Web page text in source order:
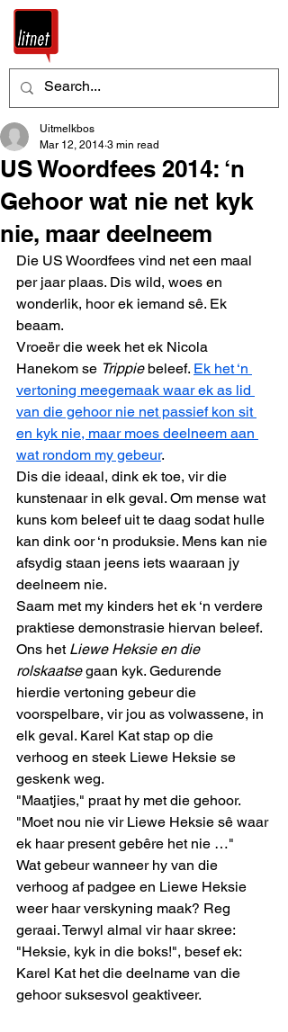
US Woordfees 2014: ‘n
Gehoor wat nie net kyk
nie, maar deelneem
Uitmelkbos
Mar 12, 2014 3 min read
Die US Woordfees vind net een maal
per jaar plaas. Dis wild, woes en
wonderlik, hoor ek iemand sê. Ek
beaam.
Vroeër die week het ek Nicola
Hanekom se Trippie beleef. Ek het ‘n
vertoning meegemaak waar ek as lid
van die gehoor nie net passief kon sit
en kyk nie, maar moes deelneem aan
wat rondom my gebeur.
Dis die ideaal, dink ek toe, vir die
kunstenaar in elk geval. Om mense wat
kuns kom beleef uit te daag sodat hulle
kan dink oor ‘n produksie. Mens kan nie
afsydig staan jeens iets waaraan jy
deelneem nie.
Saam met my kinders het ek ‘n verdere
praktiese demonstrasie hiervan beleef.
Ons het Liewe Heksie en die
rolskaatse gaan kyk. Gedurende
hierdie vertoning gebeur die
voorspelbare, vir jou as volwassene, in
elk geval. Karel Kat stap op die
verhoog en steek Liewe Heksie se
geskenk weg.
"Maatjies," praat hy met die gehoor.
"Moet nou nie vir Liewe Heksie sê waar
ek haar present gebêre het nie …"
Wat gebeur wanneer hy van die
verhoog af padgee en Liewe Heksie
weer haar verskyning maak? Reg
geraai. Terwyl almal vir haar skree:
"Heksie, kyk in die boks!", besef ek:
Karel Kat het die deelname van die
gehoor suksesvol geaktiveer.